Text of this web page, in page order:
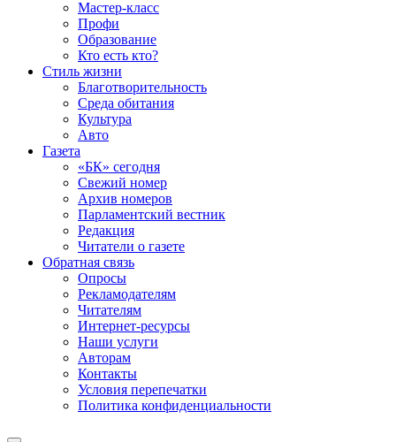
Мастер-класс
Профи
Образование
Кто есть кто?
Стиль жизни
Благотворительность
Среда обитания
Культура
Авто
Газета
«БК» сегодня
Свежий номер
Архив номеров
Парламентский вестник
Редакция
Читатели о газете
Обратная связь
Опросы
Рекламодателям
Читателям
Интернет-ресурсы
Наши услуги
Авторам
Контакты
Условия перепечатки
Политика конфиденциальности